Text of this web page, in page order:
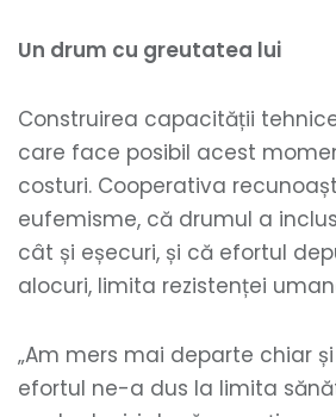
Un drum cu greutatea lui
Construirea capacității
care face posibil acest
costuri. Cooperativa
eufemisme, că drumul a
cât și eșecuri, și că efortul
alocuri, limita rezistenței
„Am mers mai departe chiar
efortul ne-a dus la limita